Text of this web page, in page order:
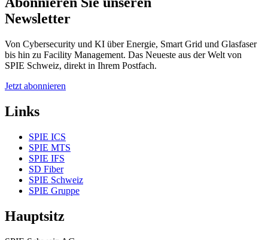
Newsletter
Von Cybersecurity und KI über Energie, Smart Grid und Glasfaser
bis hin zu Facility Management. Das Neueste aus der Welt von
SPIE Schweiz, direkt in Ihrem Postfach.
Jetzt abonnieren
Links
SPIE ICS
SPIE MTS
SPIE IFS
SD Fiber
SPIE Schweiz
SPIE Gruppe
Hauptsitz